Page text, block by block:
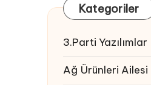
Kategoriler
3.Parti Yazılımlar
Ağ Ürünleri Ailesi